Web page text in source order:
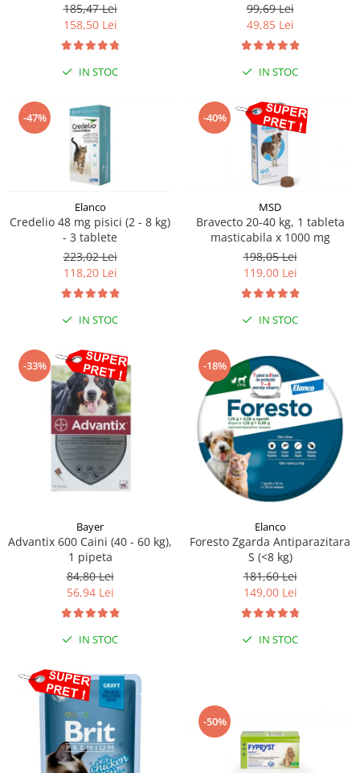
185,47 Lei
158,50 Lei
IN STOC
99,69 Lei
49,85 Lei
IN STOC
-47%
Elanco
Credelio 48 mg pisici (2 - 8 kg)
- 3 tablete
223,02 Lei
118,20 Lei
IN STOC
-40%
MSD
Bravecto 20-40 kg, 1 tableta
masticabila x 1000 mg
198,05 Lei
119,00 Lei
IN STOC
-33%
Bayer
Advantix 600 Caini (40 - 60 kg),
1 pipeta
84,80 Lei
56,94 Lei
IN STOC
-18%
Elanco
Foresto Zgarda Antiparazitara
S (<8 kg)
181,60 Lei
149,00 Lei
IN STOC
-50%